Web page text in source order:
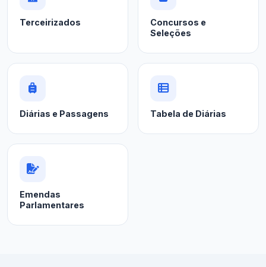
Terceirizados
Concursos e
Seleções
Diárias e Passagens Tabela de Diárias
Emendas
Parlamentares